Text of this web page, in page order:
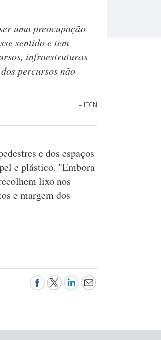
uma preocupação
sentido e tem
infraestruturas
percursos não
IFCN
e dos espaços
e plástico. "Embora
lixo nos
e margem dos